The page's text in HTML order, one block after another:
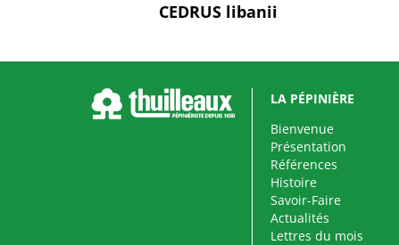
CEDRUS libanii
LA PÉPINIÈRE
Bienvenue
Présentation
Références
Histoire
Savoir-Faire
Actualités
Lettres du mois